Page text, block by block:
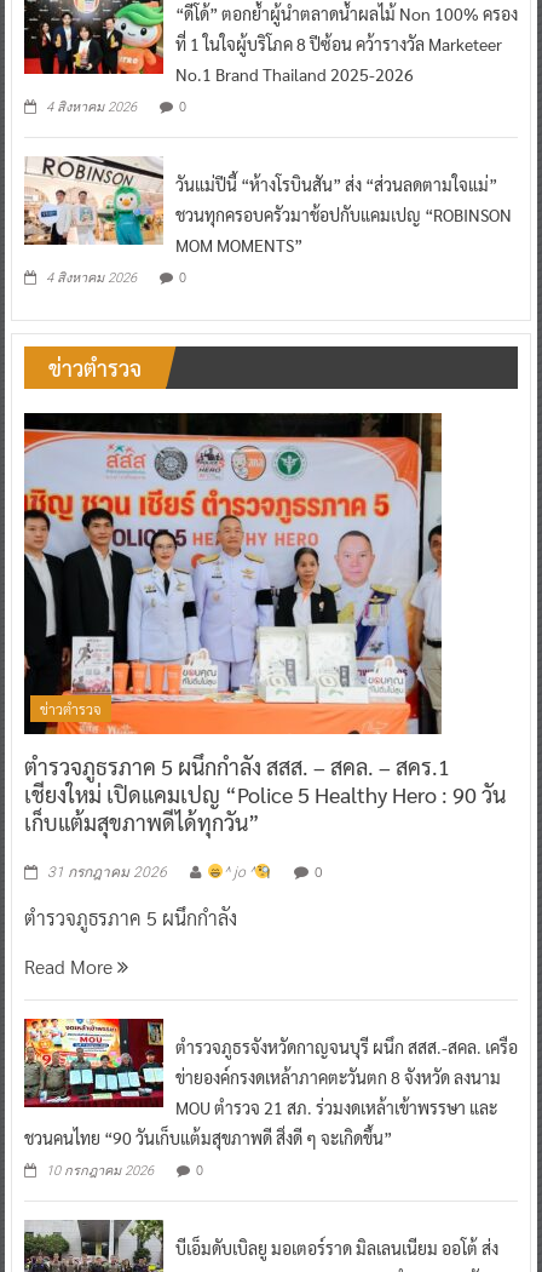
“ดีโด้” ตอกย้ำผู้นำตลาดน้ำผลไม้ Non 100% ครอง
ที่ 1 ในใจผู้บริโภค 8 ปีซ้อน คว้ารางวัล Marketeer
No.1 Brand Thailand 2025-2026
4 สิงหาคม 2026 0
วันแม่ปีนี้ “ห้างโรบินสัน” ส่ง “ส่วนลดตามใจแม่”
ชวนทุกครอบครัวมาช้อปกับแคมเปญ “ROBINSON
MOM MOMENTS”
4 สิงหาคม 2026 0
ข่าวตำรวจ
ข่าวตำรวจ
ตำรวจภูธรภาค 5 ผนึกกำลัง สสส. – สคล. – สคร.1
เชียงใหม่ เปิดแคมเปญ “Police 5 Healthy Hero : 90 วัน
เก็บแต้มสุขภาพดีได้ทุกวัน”
31 กรกฎาคม 2026 ^ jo ^ 0
ตำรวจภูธรภาค 5 ผนึกกำลัง
Read More
ตำรวจภูธรจังหวัดกาญจนบุรี ผนึก สสส.-สคล. เครือ
ข่ายองค์กรงดเหล้าภาคตะวันตก 8 จังหวัด ลงนาม
MOU ตำรวจ 21 สภ. ร่วมงดเหล้าเข้าพรรษา และ
ชวนคนไทย “90 วันเก็บแต้มสุขภาพดี สิ่งดี ๆ จะเกิดขึ้น”
10 กรกฎาคม 2026 0
บีเอ็มดับเบิลยู มอเตอร์ราด มิลเลนเนียม ออโต้ ส่ง